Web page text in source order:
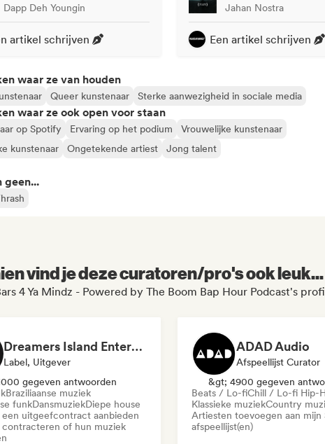
Dapp Deh Youngin
artikel schrijven
Jahan Nostra
Een artikel schrijven
waar ze van houden
Queer kunstenaar Sterke aanwezigheid in sociale media
waar ze ook open voor staan
op Spotify Ervaring op het podium
Vrouwelijke kunstenaar
kunstenaar
Ongetekende artiest Jong talent
geen...
vind je deze curatoren/pro's ook leuk...
4 Ya Mindz - Powered by The Boom Bap Hour Podcast's
Dreamers Island Entertainment
Label, Uitgever
gegeven antwoorden
Braziliaanse muziek
funkDansmuziekDiepe house
uitgeefcontract aanbieden
of hun muziek
ADAD Audio
Afspeellijst Curator
&gt; 4900 gegeven
Beats / Lo-fiChill / Lo-fi Hip-
Klassieke muziekCountry
Artiesten toevoegen aan mijn
afspeellijst(en)